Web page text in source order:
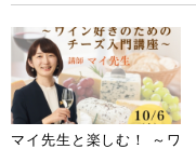
マイ先生と楽しむ！ ～ワ